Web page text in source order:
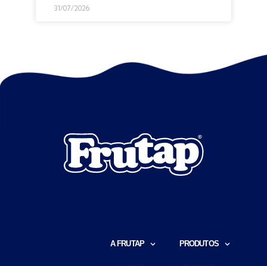
31/07/2026
A FRUTAP PRODUTOS